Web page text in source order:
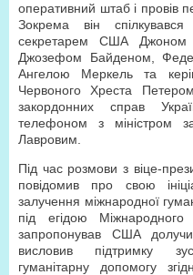
оперативний штаб і провів
Зокрема він
секретарем США Джоном
Джозефом Байденом,
Ангелою Меркель та
Червоного Хреста
закордонних справ
телефоном з міністром
Лавровим.
Під час розмови з віце-
повідомив про свою
залучення міжнародної
під егідою
запропонував США
висловив підтримку
гуманітарну допомогу